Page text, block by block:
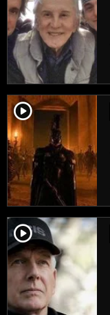
player2
player2